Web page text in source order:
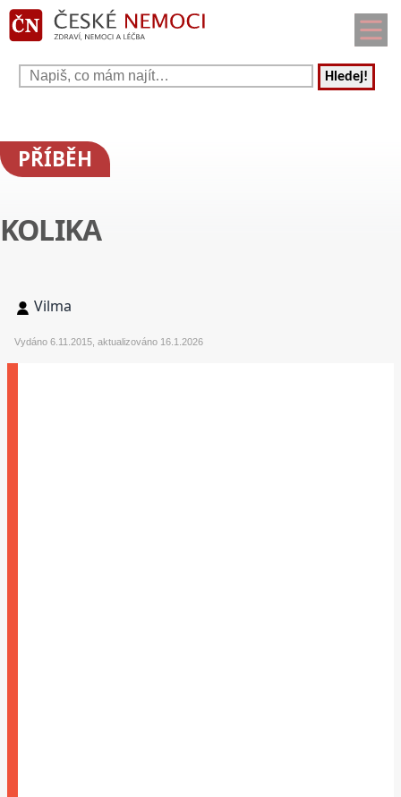
Hledej!
PŘÍBĚH
KOLIKA
Vilma
Vydáno 6.11.2015, aktualizováno 16.1.2026